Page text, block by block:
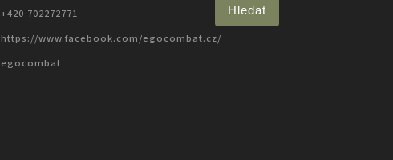
+420 702272771
https://www.facebook.com/egocombat.cz/
egocombat
Hledat